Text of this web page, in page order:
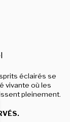
éclairés se
vivante où les
pleinement.